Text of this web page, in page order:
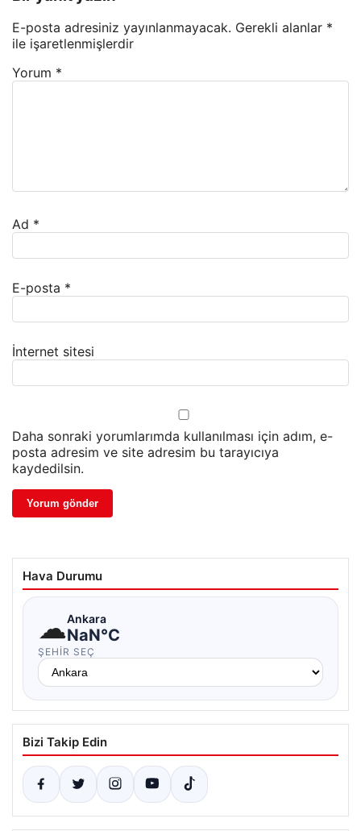
E-posta adresiniz yayınlanmayacak. Gerekli alanlar *
ile işaretlenmişlerdir
Yorum *
Ad *
E-posta *
İnternet sitesi
Daha sonraki yorumlarımda kullanılması için adım, e-
posta adresim ve site adresim bu tarayıcıya
kaydedilsin.
Hava Durumu
☁Ankara
NaN°C
ŞEHIR SEÇ
Bizi Takip Edin